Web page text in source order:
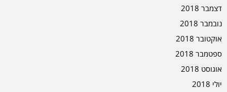
דצמבר 2018
נובמבר 2018
אוקטובר 2018
ספטמבר 2018
אוגוסט 2018
יולי 2018